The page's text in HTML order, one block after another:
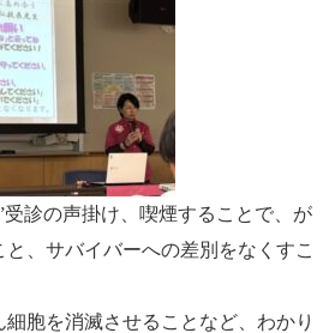
受診の声掛け、喫煙することで、が
、サバイバーへの差別をなくすこ
胞を消滅させることなど、わかり